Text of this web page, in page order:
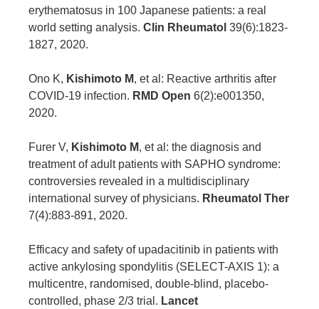
erythematosus in 100 Japanese patients: a real
world setting analysis. Clin Rheumatol 39(6):1823-
1827, 2020.
Ono K, Kishimoto M, et al: Reactive arthritis after
COVID-19 infection. RMD Open 6(2):e001350,
2020.
Furer V, Kishimoto M, et al: the diagnosis and
treatment of adult patients with SAPHO syndrome:
controversies revealed in a multidisciplinary
international survey of physicians. Rheumatol Ther
7(4):883-891, 2020.
Efficacy and safety of upadacitinib in patients with
active ankylosing spondylitis (SELECT-AXIS 1): a
multicentre, randomised, double-blind, placebo-
controlled, phase 2/3 trial. Lancet